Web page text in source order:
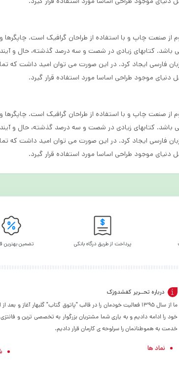
از صنعت چاپ و با استفاده از طراحان گرافیک است. چاپگرها
باشد. کتابهای زیادی در شصت و سه درصد گذشته، حال و
فارسی ایجاد کرد. در این صورت می توان امید داشت که
موجود طراحی اساسا مورد استفاده قرار گیرد.
از صنعت چاپ و با استفاده از طراحان گرافیک است. چاپگرها
باشد. کتابهای زیادی در شصت و سه درصد گذشته، حال و
فارسی ایجاد کرد. در این صورت می توان امید داشت که
موجود طراحی اساسا مورد استفاده قرار گیرد.
پرداخت از طریق درگاه بانکی تضمین بهترین
درباره تحــریر کفشدوزک
ما از سال ۱۳۹۵ فعالیت خودمان را در قالب "پاتوق گتاب" گلبهار
خود را ادامه دادیم و به یاری شما مشتریان بزرگوار به تخصصی ترین و
خدمت به هموطنانمان را سرلوحه ی کارمان قرار دادیم.
نماد ها